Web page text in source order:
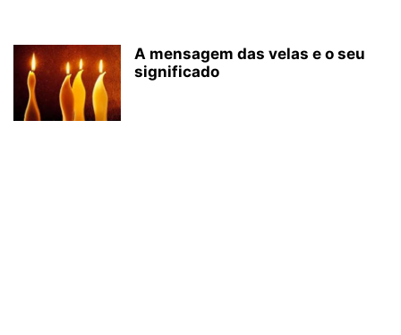
A mensagem das velas e o seu
significado